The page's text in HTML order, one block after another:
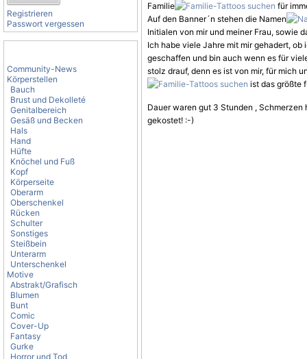
Registrieren
Passwort vergessen
Community-News
Körperstellen
Bauch
Brust und Dekolleté
Genitalbereich
Gesäß und Becken
Hals
Hand
Hüfte
Knöchel und Fuß
Kopf
Körperseite
Oberarm
Oberschenkel
Rücken
Schulter
Sonstiges
Steißbein
Unterarm
Unterschenkel
Motive
Abstrakt/Grafisch
Blumen
Bunt
Comic
Cover-Up
Fantasy
Gurke
Horror und Tod
Familie
für
Auf den Banner´n stehen die Namen
Initialen von mir und meiner Frau, sowie
Ich habe viele Jahre mit mir gehadert,
geschaffen und bin auch wenn es für
stolz drauf, denn es ist von mir, für mich
ist das größte
Dauer waren gut 3 Stunden , Schmerzen
gekostet! :-)